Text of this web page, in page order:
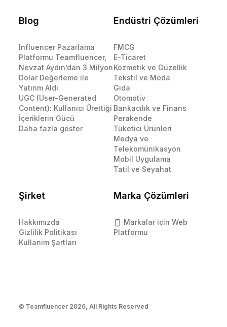
Blog
Influencer Pazarlama
Platformu Teamfluencer,
Nevzat Aydın’dan 3 Milyon
Dolar Değerleme ile
Yatırım Aldı
UGC (User-Generated
Content): Kullanıcı Ürettiği
İçeriklerin Gücü
Daha fazla göster
Endüstri Çözümleri
FMCG
E-Ticaret
Kozmetik ve Güzellik
Tekstil ve Moda
Gıda
Otomotiv
Bankacılık ve Finans
Perakende
Tüketici Ürünleri
Medya ve
Telekomünikasyon
Mobil Uygulama
Tatil ve Seyahat
Şirket
Hakkımızda
Gizlilik Politikası
Kullanım Şartları
Marka Çözümleri
Markalar için Web
Platformu
© Teamfluencer 2026, All Rights Reserved